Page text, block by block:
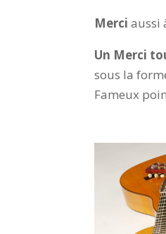
Merci aussi
Un Merci
sous la
Fameux